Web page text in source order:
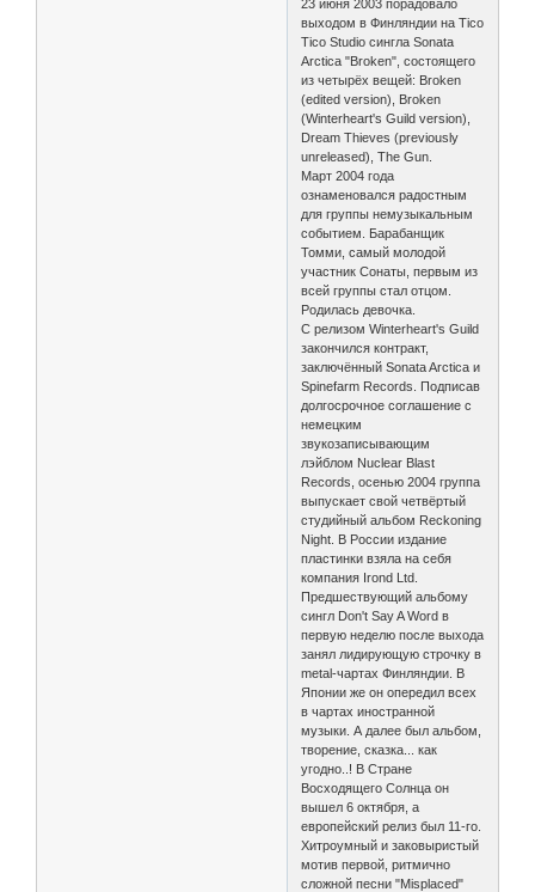
23 июня 2003 порадовало
выходом в Финляндии на Tico
Tico Studio сингла Sonata
Arctica "Broken", состоящего
из четырёх вещей: Broken
(edited version), Broken
(Winterheart's Guild version),
Dream Thieves (previously
unreleased), The Gun.
Март 2004 года
ознаменовался радостным
для группы немузыкальным
событием. Барабанщик
Томми, самый молодой
участник Сонаты, первым из
всей группы стал отцом.
Родилась девочка.
C релизом Winterheart's Guild
закончился контракт,
заключённый Sonata Arctica и
Spinefarm Records. Подписав
долгосрочное соглашение с
немецким
звукозаписывающим
лэйблом Nuclear Blast
Records, осенью 2004 группа
выпускает свой четвёртый
студийный альбом Reckoning
Night. В России издание
пластинки взяла на себя
компания Irond Ltd.
Предшествующий альбому
сингл Don't Say A Word в
первую неделю после выхода
занял лидирующую строчку в
metal-чартах Финляндии. В
Японии же он опередил всех
в чартах иностранной
музыки. А далее был альбом,
творение, сказка... как
угодно..! В Стране
Восходящего Солнца он
вышел 6 октября, а
европейский релиз был 11-го.
Хитроумный и заковыристый
мотив первой, ритмично
сложной песни "Misplaced"